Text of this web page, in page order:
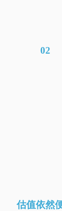
02
估值依然